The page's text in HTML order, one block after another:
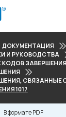
ДОКУМЕНТАЦИЯ
И РУКОВОДСТВА
КОДОВ ЗАВЕРШЕНИЯ
СВЯЗАННЫЕ
1017
В формате PDF